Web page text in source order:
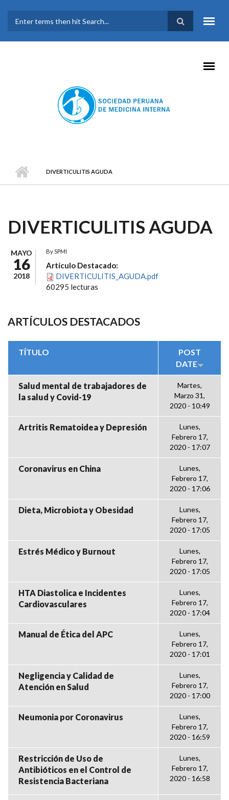
FORMULARIO DE
BÚSQUEDA
DIVERTICULITIS AGUDA
DIVERTICULITIS AGUDA
MAYO
16
2018
BySPMI
Artículo Destacado:
DIVERTICULITIS_AGUDA.pdf
60295 lecturas
ARTÍCULOS DESTACADOS
TÍTULO
POST
DATE
Salud mental de trabajadores de
la salud y Covid-19
Martes,
Marzo 31,
2020 - 10:49
Artritis Rematoidea y Depresión
Lunes,
Febrero 17,
2020 - 17:07
Coronavirus en China
Lunes,
Febrero 17,
2020 - 17:06
Dieta, Microbiota y Obesidad
Lunes,
Febrero 17,
2020 - 17:05
Estrés Médico y Burnout
Lunes,
Febrero 17,
2020 - 17:05
HTA Diastolica e Incidentes
Cardiovasculares
Lunes,
Febrero 17,
2020 - 17:04
Manual de Ética del APC
Lunes,
Febrero 17,
2020 - 17:01
Negligencia y Calidad de
Atención en Salud
Lunes,
Febrero 17,
2020 - 17:00
Neumonia por Coronavirus
Lunes,
Febrero 17,
2020 - 16:59
Restricción de Uso de
Antibióticos en el Control de
Resistencia Bacteriana
Lunes,
Febrero 17,
2020 - 16:58